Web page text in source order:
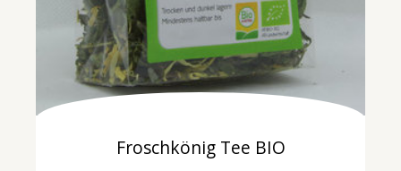
Froschkönig Tee BIO